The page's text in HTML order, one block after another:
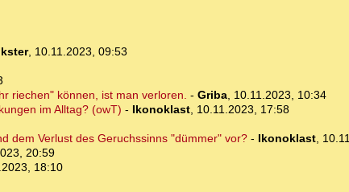
, 10.11.2023, 09:53
riechen" können, ist man verloren. - Griba, 10.11.2023, 10:34
im Alltag? (owT) - Ikonoklast, 10.11.2023, 17:58
dem Verlust des Geruchssinns "dümmer" vor?- Ikonoklast,
20:59
18:10